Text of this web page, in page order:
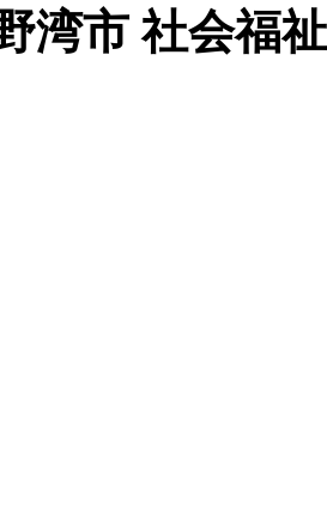
湾市 社会福